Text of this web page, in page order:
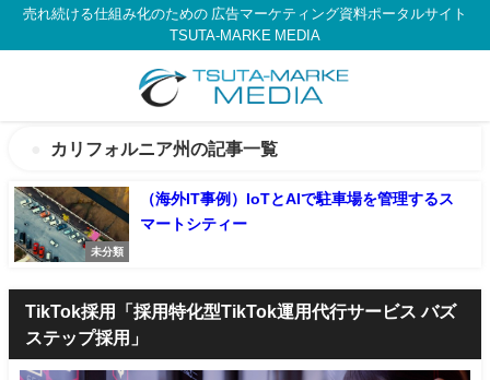
売れ続ける仕組み化のための 広告マーケティング資料ポータルサイト
TSUTA-MARKE MEDIA
カリフォルニア州の記事一覧
未分類
（海外IT事例）IoTとAIで駐車場を管理するス
マートシティー
TikTok採用「採用特化型TikTok運用代行サービス バズ
ステップ採用」